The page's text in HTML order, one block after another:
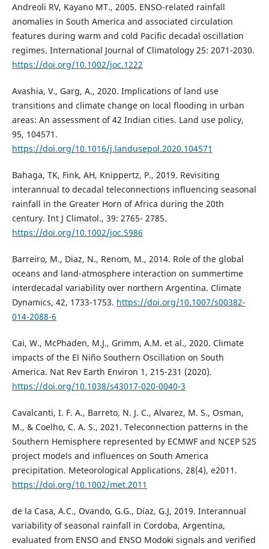
Andreoli RV, Kayano MT., 2005. ENSO-related rainfall
anomalies in South America and associated circulation
features during warm and cold Pacific decadal oscillation
regimes. International Journal of Climatology 25: 2071-2030.
https://doi.org/10.1002/joc.1222
Avashia, V., Garg, A., 2020. Implications of land use
transitions and climate change on local flooding in urban
areas: An assessment of 42 Indian cities. Land use policy,
95, 104571.
https://doi.org/10.1016/j.landusepol.2020.104571
Bahaga, TK, Fink, AH, Knippertz, P., 2019. Revisiting
interannual to decadal teleconnections influencing seasonal
rainfall in the Greater Horn of Africa during the 20th
century. Int J Climatol., 39: 2765- 2785.
https://doi.org/10.1002/joc.5986
Barreiro, M., Diaz, N., Renom, M., 2014. Role of the global
oceans and land-atmosphere interaction on summertime
interdecadal variability over northern Argentina. Climate
Dynamics, 42, 1733-1753. https://doi.org/10.1007/s00382-
014-2088-6
Cai, W., McPhaden, M.J., Grimm, A.M. et al., 2020. Climate
impacts of the El Niño Southern Oscillation on South
America. Nat Rev Earth Environ 1, 215-231 (2020).
https://doi.org/10.1038/s43017-020-0040-3
Cavalcanti, I. F. A., Barreto, N. J. C., Alvarez, M. S., Osman,
M., & Coelho, C. A. S., 2021. Teleconnection patterns in the
Southern Hemisphere represented by ECMWF and NCEP S2S
project models and influences on South America
precipitation. Meteorological Applications, 28(4), e2011.
https://doi.org/10.1002/met.2011
de la Casa, A.C., Ovando, G.G., Díaz, G.J, 2019. Interannual
variability of seasonal rainfall in Cordoba, Argentina,
evaluated from ENSO and ENSO Modoki signals and verified